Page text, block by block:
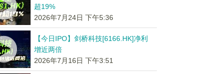
超19%
2026年7月24日 下午5:36
【今日IPO】剑桥科技[6166.HK]净利
增近两倍
2026年7月16日 下午3:51